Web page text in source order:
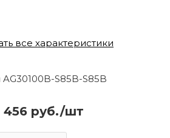
S85B-S85B
456 руб./шт
все характеристики